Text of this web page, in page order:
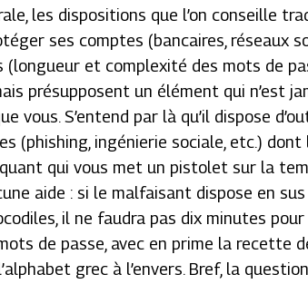
les dispositions que l’on conseille
ses comptes (bancaires, réseaux
(longueur et complexité des mots de
présupposent un élément qui n’est
vous. S’entend par là qu’il dispose
(phishing , ingénierie sociale, etc.)
qui vous met un pistolet sur la
aide : si le malfaisant dispose en
il ne faudra pas dix minutes
de passe, avec en prime la recette
grec à l’envers. Bref, la